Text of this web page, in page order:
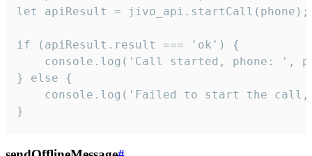
let apiResult = jivo_api.startCall(phone);
if (apiResult.result === 'ok') {
console.log('Call started, phone: ',
} else {
console.log('Failed to start the
}